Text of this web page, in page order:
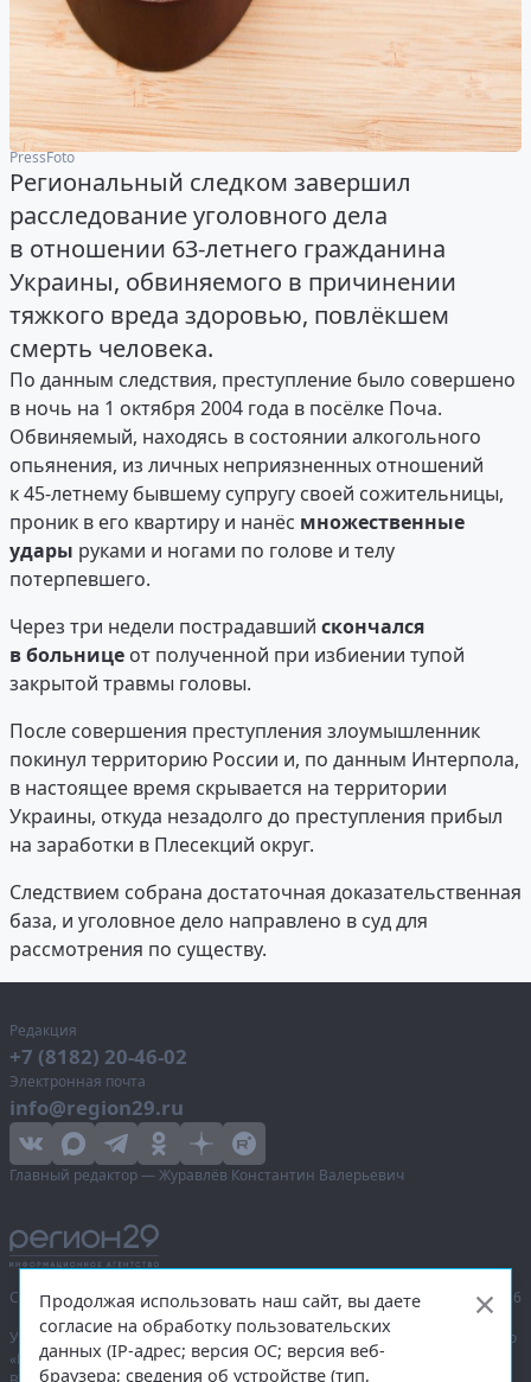
PressFoto
Региональный следком завершил
расследование уголовного дела
в отношении 63-летнего гражданина
Украины, обвиняемого в причинении
тяжкого вреда здоровью, повлёкшем
смерть человека.
По данным следствия, преступление было совершено
в ночь на 1 октября 2004 года в посёлке Поча.
Обвиняемый, находясь в состоянии алкогольного
опьянения, из личных неприязненных отношений
к 45-летнему бывшему супругу своей сожительницы,
проник в его квартиру и нанёс множественные
удары руками и ногами по голове и телу
потерпевшего.
Через три недели пострадавший скончался
в больнице от полученной при избиении тупой
закрытой травмы головы.
После совершения преступления злоумышленник
покинул территорию России и, по данным Интерпола,
в настоящее время скрывается на территории
Украины, откуда незадолго до преступления прибыл
на заработки в Плесекций округ.
Следствием собрана достаточная доказательственная
база, и уголовное дело направлено в суд для
рассмотрения по существу.
Редакция
+7 (8182) 20-46-02
Электронная почта
info@region29.ru
Главный редактор — Журавлёв Константин Валерьевич
Сетевое издание «Информационное агентство Регион 29»,
© 2016–2026
Учредитель — общество с ограниченной ответственностью «Агентство
«Правда Севера».
Продолжая использовать наш сайт, вы даете
согласие на обработку пользовательских
данных (IP-адрес; версия ОС; версия веб-
браузера; сведения об устройстве (тип,